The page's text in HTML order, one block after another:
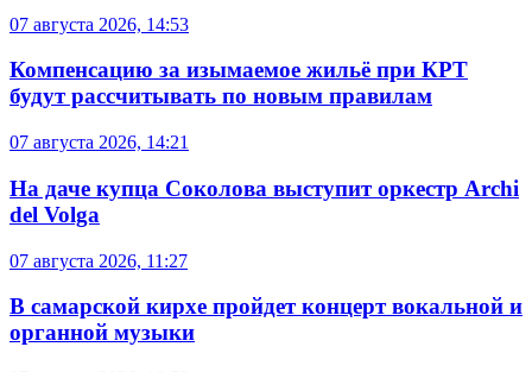
07 августа 2026, 14:53
Компенсацию за изымаемое жильё при КРТ
будут рассчитывать по новым правилам
07 августа 2026, 14:21
На даче купца Соколова выступит оркестр Archi
del Volga
07 августа 2026, 11:27
В самарской кирхе пройдет концерт вокальной и
органной музыки